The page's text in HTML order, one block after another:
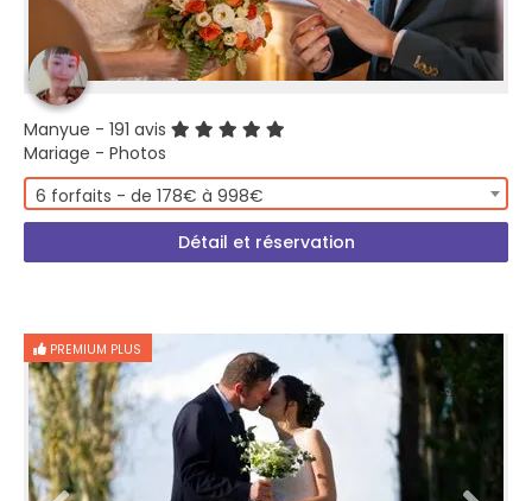
Manyue - 191 avis
Mariage - Photos
6 forfaits - de 178€ à 998€
Détail et réservation
PREMIUM PLUS